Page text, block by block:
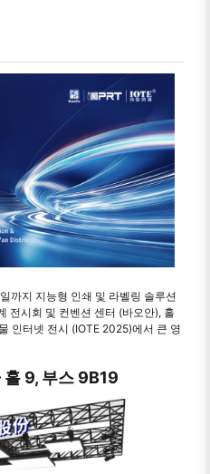
까지 지능형 인쇄 및 라벨링 솔루션
전시회 및 컨벤션 센터 (바오안), 홀
인터넷 전시 (IOTE 2025)에서 큰 영
9, 부스 9B19